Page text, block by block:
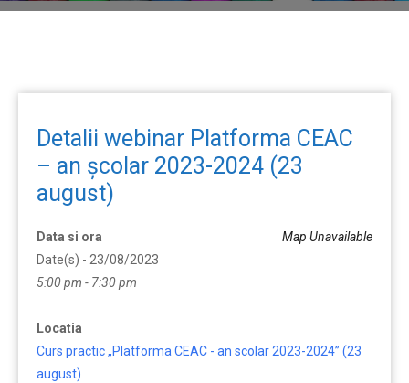
Detalii webinar Platforma CEAC
– an școlar 2023-2024 (23
august)
Map Unavailable
Data si ora
Date(s) - 23/08/2023
5:00 pm - 7:30 pm
Locatia
Curs practic „Platforma CEAC - an scolar 2023-2024” (23
august)